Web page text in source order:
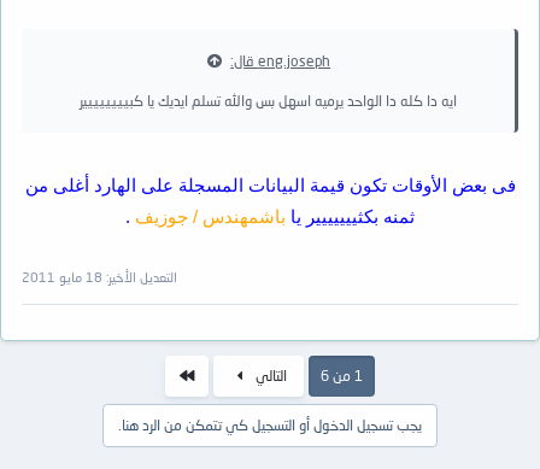
eng.joseph قال:
ايه دا كله دا الواحد يرميه اسهل بس والله تسلم ايديك يا كبيييييييير
فى بعض الأوقات تكون قيمة البيانات المسجلة على الهارد أغلى من
ثمنه بكثييييييير يا باشمهندس / جوزيف .
التعديل الأخير: 18 مايو 2011
1 من 6 التالي
يجب تسجيل الدخول أو التسجيل كي تتمكن من الرد هنا.